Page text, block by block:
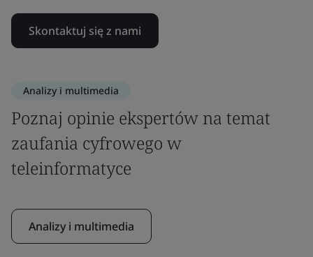
Skontaktuj się z nami
Analizy i multimedia
Poznaj opinie ekspertów na temat
zaufania cyfrowego w
teleinformatyce
Analizy i multimedia